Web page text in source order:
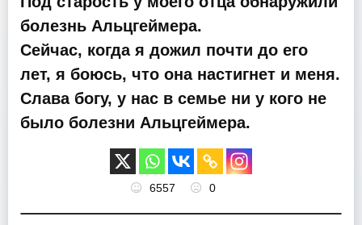
болезнь Альцгеймера.
Сейчас, когда я дожил почти до его
лет, я боюсь, что она настигнет и меня.
Слава богу, у нас в семье ни у кого не
было болезни Альцгеймера.
6557 0